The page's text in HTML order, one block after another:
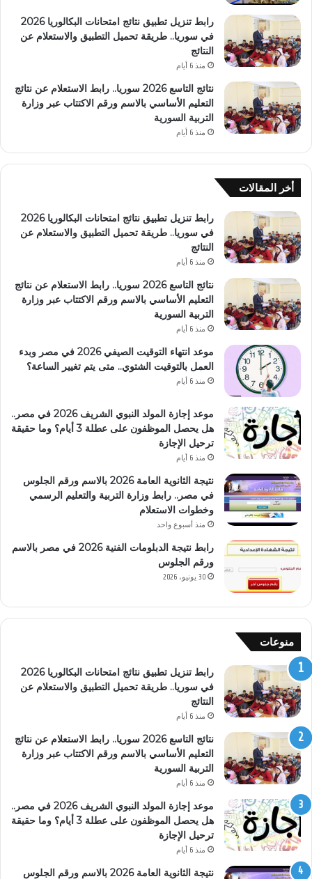
رابط تنزيل تطبيق نتائج امتحانات البكالوريا 2026
في سوريا.. طريقة تحميل التطبيق والاستعلام عن
النتائج
منذ 6 أيام
نتائج التاسع 2026 سوريا.. رابط الاستعلام عن نتائج
التعليم الأساسي بالاسم ورقم الاكتتاب عبر وزارة
التربية السورية
منذ 6 أيام
أخر المقالات
رابط تنزيل تطبيق نتائج امتحانات البكالوريا 2026
في سوريا.. طريقة تحميل التطبيق والاستعلام عن
النتائج
منذ 6 أيام
نتائج التاسع 2026 سوريا.. رابط الاستعلام عن نتائج
التعليم الأساسي بالاسم ورقم الاكتتاب عبر وزارة
التربية السورية
منذ 6 أيام
موعد انتهاء التوقيت الصيفي 2026 في مصر وبدء
العمل بالتوقيت الشتوي.. متى يتم تغيير الساعة؟
منذ 6 أيام
موعد إجازة المولد النبوي الشريف 2026 في مصر..
هل يحصل الموظفون على عطلة 3 أيام؟ وما حقيقة
ترحيل الإجازة
منذ 6 أيام
نتيجة الثانوية العامة 2026 بالاسم ورقم الجلوس
في مصر.. رابط وزارة التربية والتعليم الرسمي
وخطوات الاستعلام
منذ أسبوع واحد
رابط نتيجة الدبلومات الفنية 2026 في مصر بالاسم
ورقم الجلوس
30 يونيو، 2026
منوعات
رابط تنزيل تطبيق نتائج امتحانات البكالوريا 2026
في سوريا.. طريقة تحميل التطبيق والاستعلام عن
النتائج
منذ 6 أيام
نتائج التاسع 2026 سوريا.. رابط الاستعلام عن نتائج
التعليم الأساسي بالاسم ورقم الاكتتاب عبر وزارة
التربية السورية
منذ 6 أيام
موعد إجازة المولد النبوي الشريف 2026 في مصر..
هل يحصل الموظفون على عطلة 3 أيام؟ وما حقيقة
ترحيل الإجازة
منذ 6 أيام
نتيجة الثانوية العامة 2026 بالاسم ورقم الجلوس